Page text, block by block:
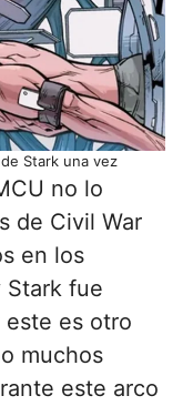
Stark una vez
no lo
de Civil War
en los
Stark fue
es otro
muchos
este arco